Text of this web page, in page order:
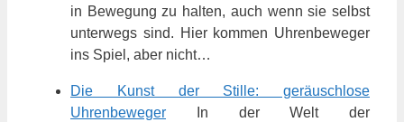
in Bewegung zu halten, auch wenn sie selbst
unterwegs sind. Hier kommen Uhrenbeweger
ins Spiel, aber nicht…
Die Kunst der Stille: geräuschlose
Uhrenbeweger In der Welt der